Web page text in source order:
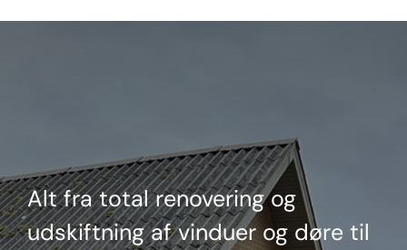
Alt fra total renovering og
udskiftning af vinduer og døre til